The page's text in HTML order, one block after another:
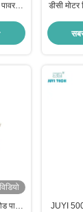
डीसी
विडियो
पावर
JUYI